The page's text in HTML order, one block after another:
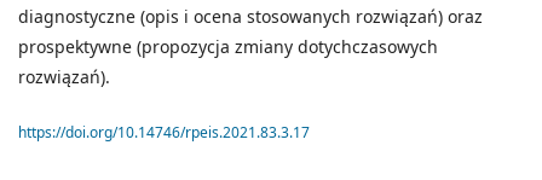
diagnostyczne (opis i ocena stosowanych rozwiązań) oraz
prospektywne (propozycja zmiany dotychczasowych
rozwiązań).
https://doi.org/10.14746/rpeis.2021.83.3.17